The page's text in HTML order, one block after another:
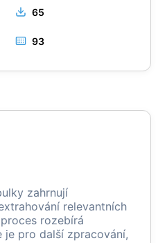
65
93
zahrnují
relevantních
rozebírá
je pro další zpracování,